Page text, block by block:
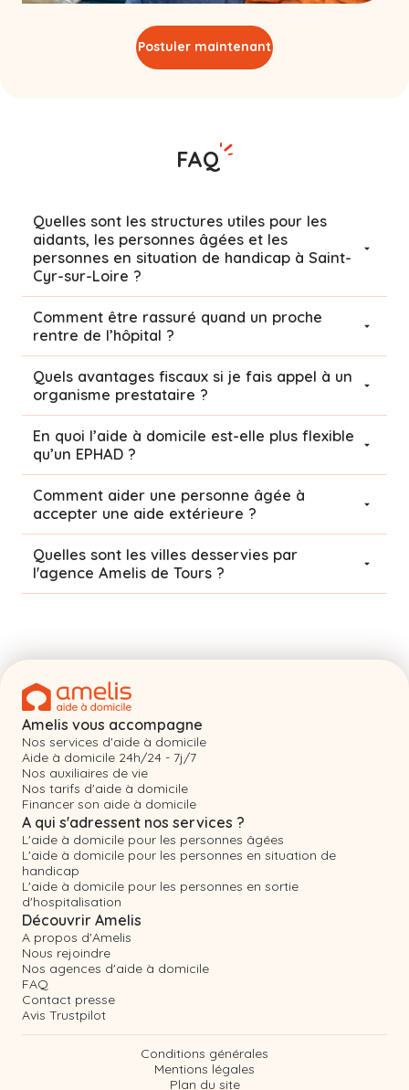
Postuler maintenant
FAQ
Quelles sont les structures utiles pour les
aidants, les personnes âgées et les
personnes en situation de handicap à Saint-
Cyr-sur-Loire ?
Comment être rassuré quand un proche
rentre de l’hôpital ?
Quels avantages fiscaux si je fais appel à un
organisme prestataire ?
En quoi l’aide à domicile est-elle plus flexible
qu’un EPHAD ?
Comment aider une personne âgée à
accepter une aide extérieure ?
Quelles sont les villes desservies par
l'agence Amelis de Tours ?
Amelis vous accompagne
Nos services d'aide à domicile
Aide à domicile 24h/24 - 7j/7
Nos auxiliaires de vie
Nos tarifs d'aide à domicile
Financer son aide à domicile
A qui s'adressent nos services ?
L'aide à domicile pour les personnes âgées
L'aide à domicile pour les personnes en situation de
handicap
L'aide à domicile pour les personnes en sortie
d'hospitalisation
Découvrir Amelis
A propos d'Amelis
Nous rejoindre
Nos agences d'aide à domicile
FAQ
Contact presse
Avis Trustpilot
Conditions générales
Mentions légales
Plan du site